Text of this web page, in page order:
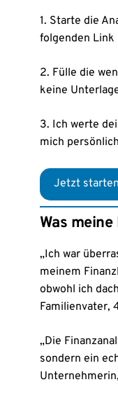
1. Starte die
folgenden Link
2. Fülle die
keine
3. Ich werte
mich
Jetzt starten
Was
„Ich war
meinem
obwohl ich
Familienvater,
„Die
sondern ein